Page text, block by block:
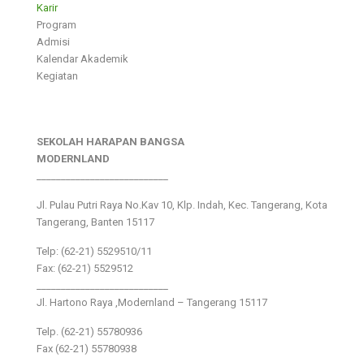
Karir
Program
Admisi
Kalendar Akademik
Kegiatan
SEKOLAH HARAPAN BANGSA
MODERNLAND
Jl. Pulau Putri Raya No.Kav 10, Klp. Indah, Kec. Tangerang, Kota
Tangerang, Banten 15117
Telp: (62-21) 5529510/11
Fax: (62-21) 5529512
Jl. Hartono Raya ,Modernland – Tangerang 15117
Telp. (62-21) 55780936
Fax (62-21) 55780938